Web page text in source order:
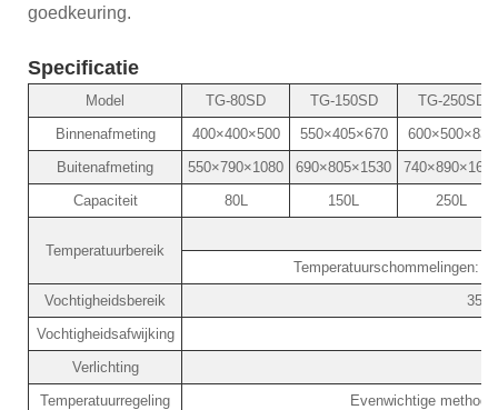
goedkeuring.
Specificatie
Model TG-80SD TG-150SD
TG-250SD
Binnenafmeting
400×400×500 550×405×670
600×500×830
Buitenafmeting
550×790×1080 690×805×1530
740×890×1680
Capaciteit
80L 150L 250L
Temperatuurbereik
Temperatuurschommelingen:
Vochtigheidsbereik
Vochtigheidsafwijking
Verlichting
Temperatuurregeling
Evenwichtige